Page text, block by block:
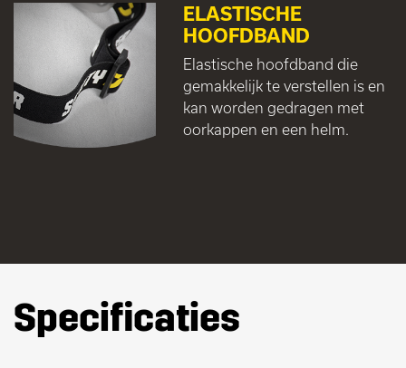
ELASTISCHE
HOOFDBAND
Elastische hoofdband die
gemakkelijk te verstellen is en
kan worden gedragen met
oorkappen en een helm.
Specificaties